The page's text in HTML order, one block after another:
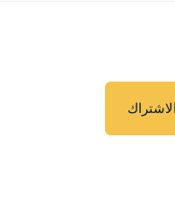
الاشتراك